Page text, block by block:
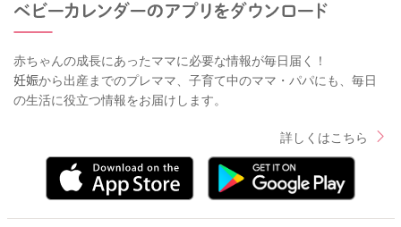
赤ちゃんの成長にあったママに必要な情報が毎日届く！
妊娠から出産までのプレママ、子育て中のママ・パパにも、毎日
の生活に役立つ情報をお届けします。
詳しくはこちら